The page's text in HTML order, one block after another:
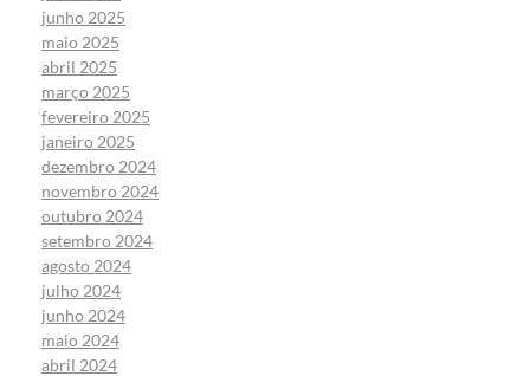
junho 2025
maio 2025
abril 2025
março 2025
fevereiro 2025
janeiro 2025
dezembro 2024
novembro 2024
outubro 2024
setembro 2024
agosto 2024
julho 2024
junho 2024
maio 2024
abril 2024